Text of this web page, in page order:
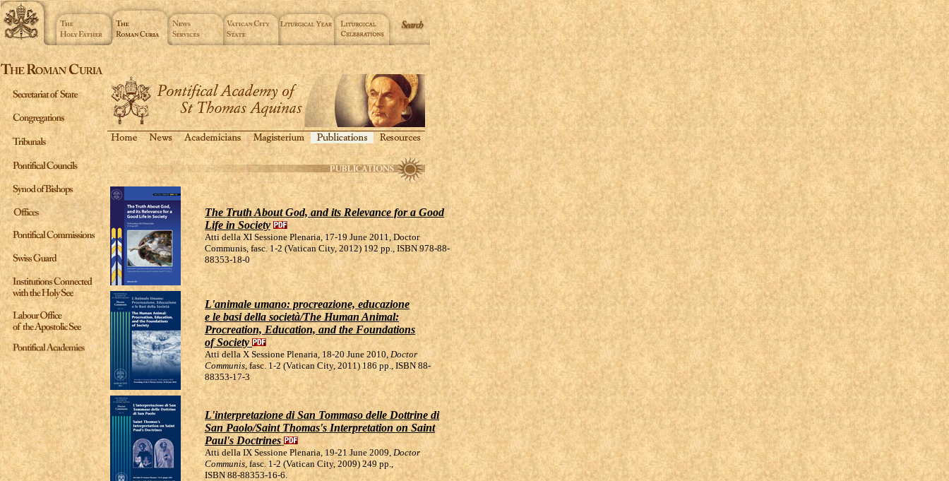
The Truth About God, and its Relevance for a Good
Life in Society
Atti della XI Sessione Plenaria, 17-19 June 2011, Doctor
Communis, fasc. 1-2 (Vatican City, 2012) 192 pp., ISBN 978-88-
88353-18-0
L'animale umano: procreazione, educazione
e le basi della società/The Human Animal:
Procreation, Education, and the Foundations
of Society
Atti della X Sessione Plenaria, 18-20 June 2010,Doctor
Communis, fasc. 1-2 (Vatican City, 2011) 186 pp., ISBN 88-
88353-17-3
L'interpretazione di San Tommaso delle Dottrine di
San Paolo/Saint Thomas's Interpretation on Saint
Paul's Doctrines
Atti della IX Sessione Plenaria, 19-21 June 2009,Doctor
Communis, fasc. 1-2 (Vatican City, 2009) 249 pp.,
ISBN 88-88353-16-6.